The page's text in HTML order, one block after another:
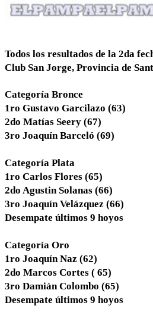
Todos los resultados de la 2da
Club San Jorge, Provincia de
Categoría Bronce
1ro Gustavo Garcilazo (63)
2do Matías Seery (67)
3ro Joaquín Barceló (69)
Categoría Plata
1ro Carlos Flores (65)
2do Agustin Solanas (66)
3ro Joaquín Velázquez (66)
Desempate últimos 9 hoyos
Categoría Oro
1ro Joaquín Naz (62)
2do Marcos Cortes ( 65)
3ro Damián Colombo (65)
Desempate últimos 9 hoyos